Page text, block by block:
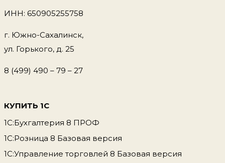
ИНН: 650905255758
г. Южно-Сахалинск,
ул. Горького, д. 25
8 (499) 490 – 79 – 27
КУПИТЬ 1С
1С:Бухгалтерия 8 ПРОФ
1С:Розница 8 Базовая версия
1С:Управление торговлей 8 Базовая версия